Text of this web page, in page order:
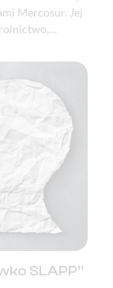
Mercosur. Jej
SLAPP”